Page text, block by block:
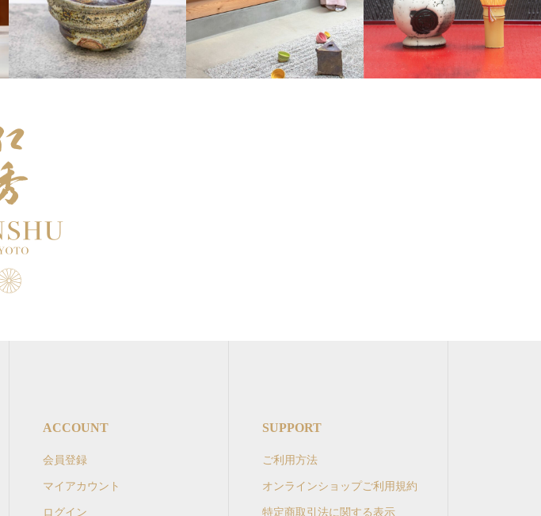
ACCOUNT
会員登録
マイアカウント
ログイン
SUPPORT
ご利用方法
オンラインショップご利用規約
特定商取引法に関する表示